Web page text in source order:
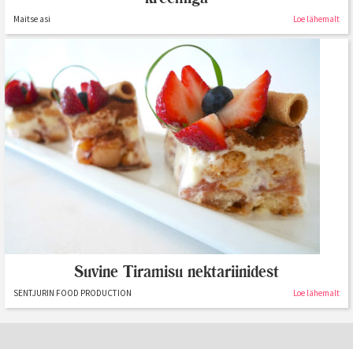
Maitse asi Loe lähemalt
Suvine Tiramisu nektariinidest
SENTJURIN FOOD PRODUCTION Loe lähemalt